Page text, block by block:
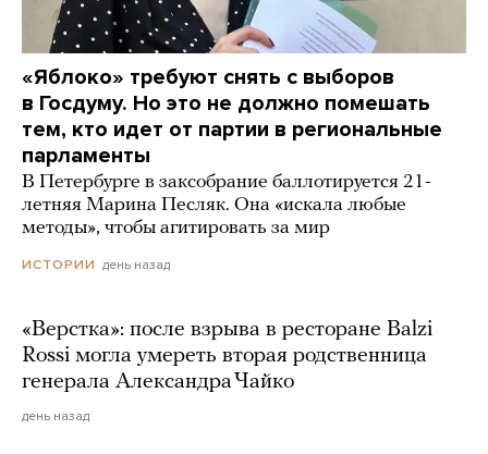
«Яблоко» требуют снять с выборов
в Госдуму. Но это не должно помешать
тем, кто идет от партии в региональные
парламенты
В Петербурге в заксобрание баллотируется 21-
летняя Марина Песляк. Она «искала любые
методы», чтобы агитировать за мир
ИСТОРИИ день назад
«Верстка»: после взрыва в ресторане Balzi
Rossi могла умереть вторая родственница
генерала Александра Чайко
день назад